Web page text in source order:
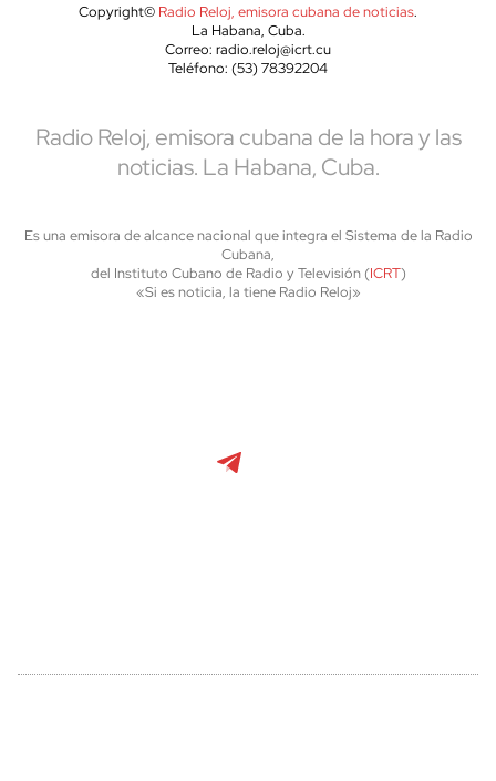
Copyright© Radio Reloj, emisora cubana de noticias.
La Habana, Cuba.
Correo: radio.reloj@icrt.cu
Teléfono: (53) 78392204
Radio Reloj, emisora cubana de la hora y las
noticias. La Habana, Cuba.
Es una emisora de alcance nacional que integra el Sistema de la Radio
Cubana,
del Instituto Cubano de Radio y Televisión (ICRT)
«Si es noticia, la tiene Radio Reloj»